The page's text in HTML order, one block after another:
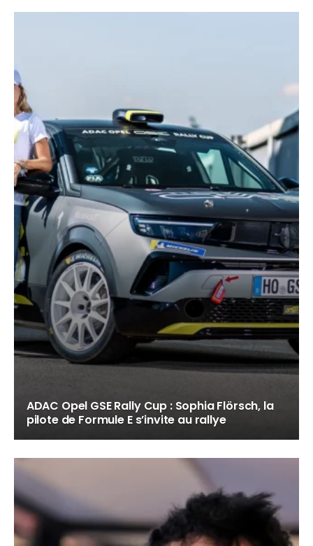
ADAC Opel GSE Rally Cup : Sophia Flörsch, la
pilote de Formule E s’invite au rallye